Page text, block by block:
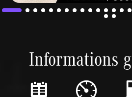
Informations